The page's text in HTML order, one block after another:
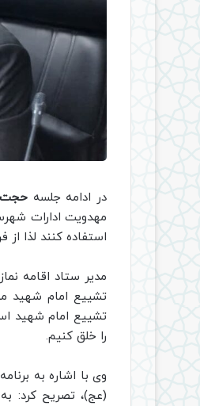
در ادامه جلسه
مهدویت ادارات
استفاده کنند لذا از
مدیر ستاد اقامه
تشییع امام شهید
تشییع امام شهید
را خلق کنیم.
وی با اشاره به
(عج)، تصریح کرد: